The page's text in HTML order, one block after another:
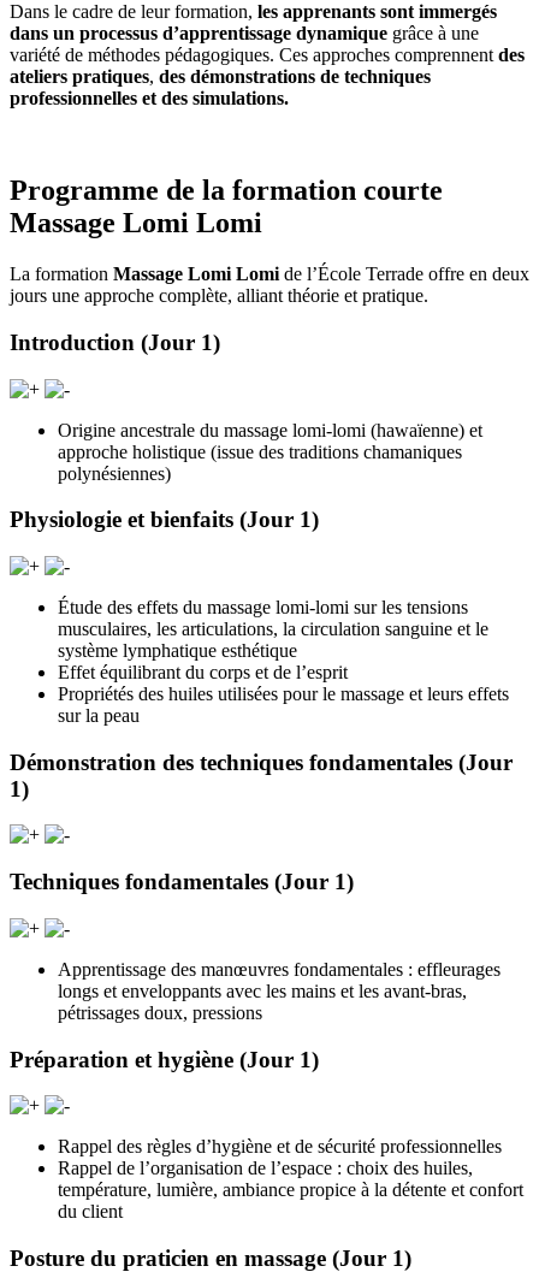
Dans le cadre de leur formation, les apprenants sont immergés
dans un processus d’apprentissage dynamique grâce à une
variété de méthodes pédagogiques. Ces approches comprennent des
ateliers pratiques, des démonstrations de techniques
professionnelles et des simulations.
Programme de la formation courte
Massage Lomi Lomi
La formation Massage Lomi Lomi de l’École Terrade offre en deux
jours une approche complète, alliant théorie et pratique.
Introduction (Jour 1)
Origine ancestrale du massage lomi-lomi (hawaïenne) et
approche holistique (issue des traditions chamaniques
polynésiennes)
Physiologie et bienfaits (Jour 1)
Étude des effets du massage lomi-lomi sur les tensions
musculaires, les articulations, la circulation sanguine et le
système lymphatique esthétique
Effet équilibrant du corps et de l’esprit
Propriétés des huiles utilisées pour le massage et leurs effets
sur la peau
Démonstration des techniques fondamentales (Jour
1)
Techniques fondamentales (Jour 1)
Apprentissage des manœuvres fondamentales : effleurages
longs et enveloppants avec les mains et les avant-bras,
pétrissages doux, pressions
Préparation et hygiène (Jour 1)
Rappel des règles d’hygiène et de sécurité professionnelles
Rappel de l’organisation de l’espace : choix des huiles,
température, lumière, ambiance propice à la détente et confort
du client
Posture du praticien en massage (Jour 1)